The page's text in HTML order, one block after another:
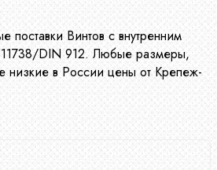
поставки Винтов с внутренним
DIN 912. Любые размеры,
низкие в России цены от Крепеж-